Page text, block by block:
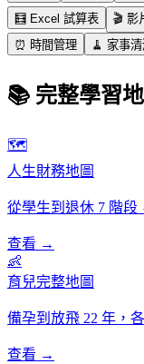
🧮 Excel 試算表 🎬 影
⏰ 時間管理 🧹 家事
📚 完整學習
🗺️
人生財務地圖
從學生到退休 7 階段
查看 →
👶
育兒完整地圖
備孕到放飛 22 年，
查看 →